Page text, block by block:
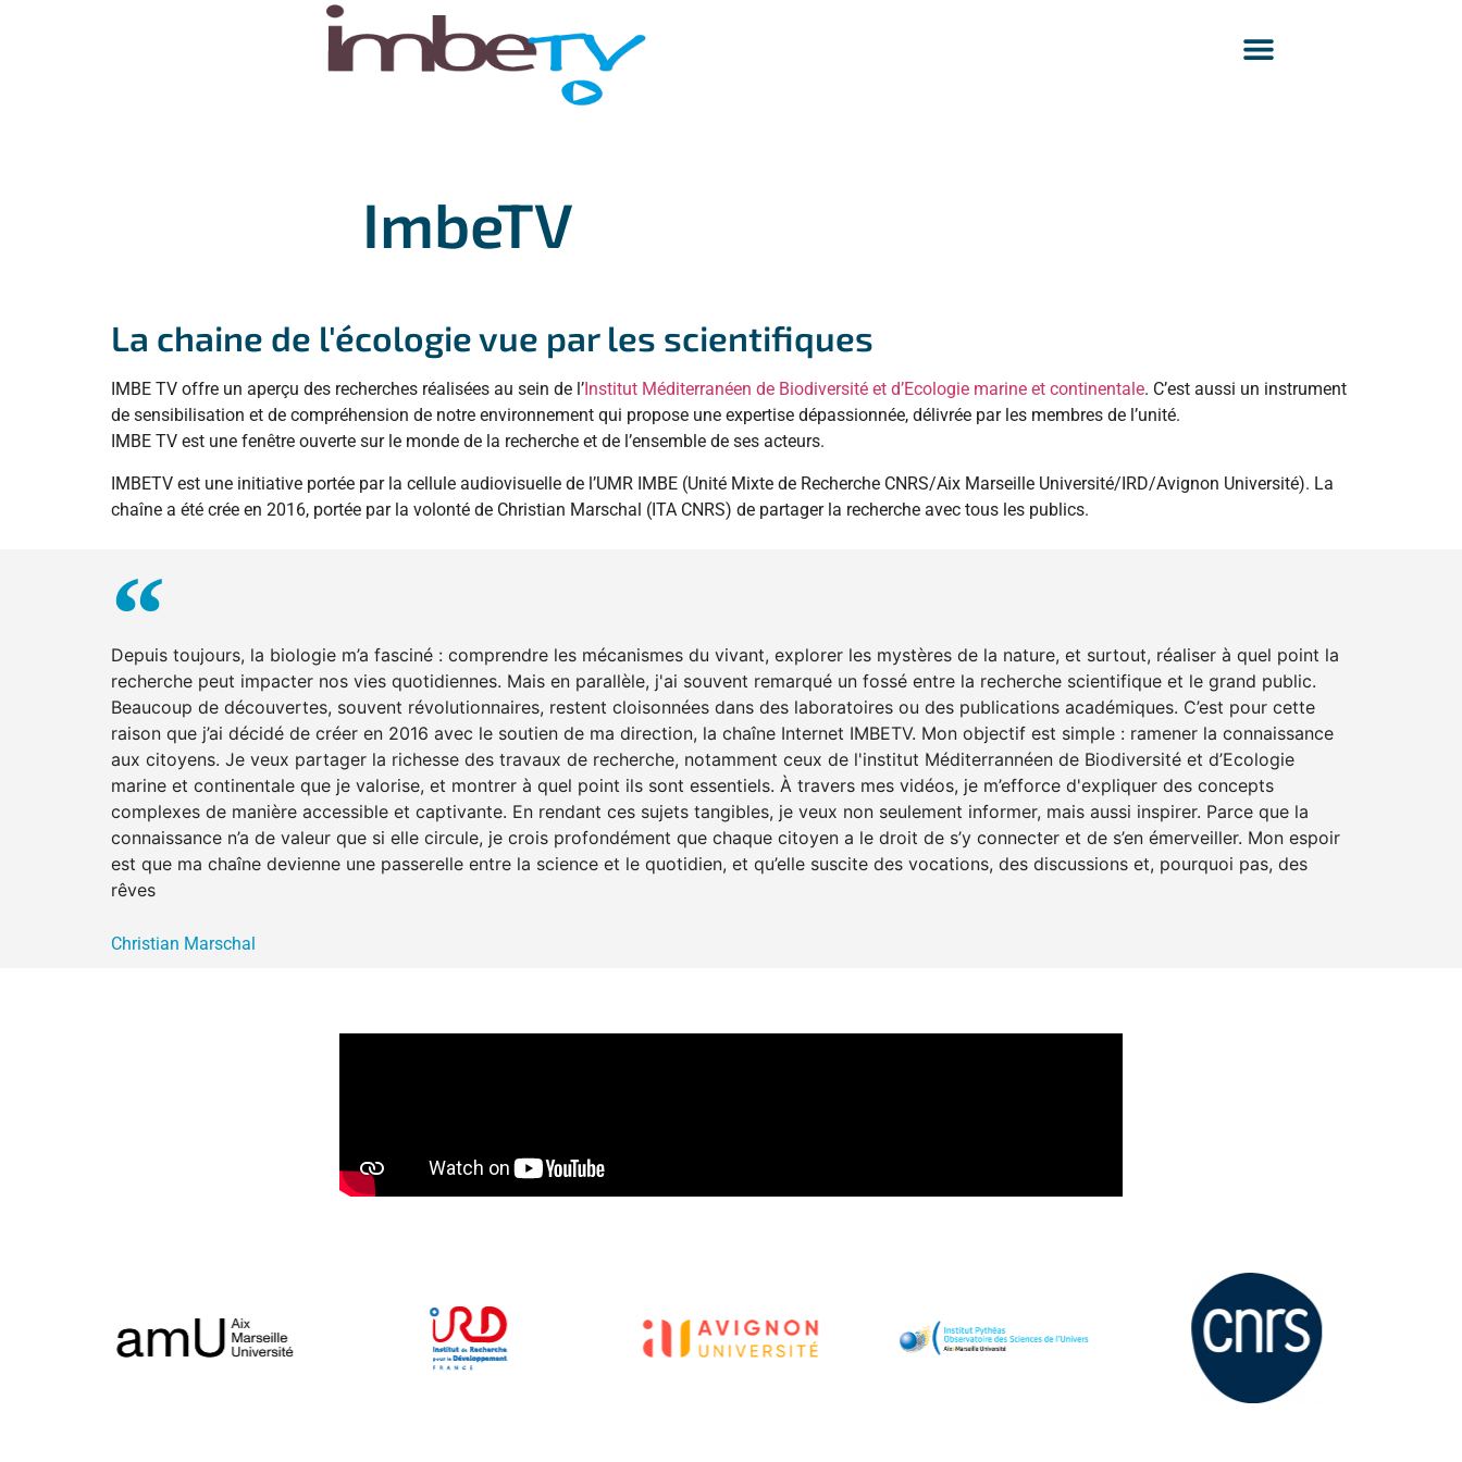
ImbeTV
La chaine de l'écologie vue par les scientifiques
IMBE TV offre un aperçu des recherches réalisées au sein de l’ Institut Méditerranéen de Biodiversité et d’Ecologie marine et continentale. C’est aussi un instrument
de sensibilisation et de compréhension de notre environnement qui propose une expertise dépassionnée, délivrée par les membres de l’unité.
IMBE TV est une fenêtre ouverte sur le monde de la recherche et de l’ensemble de ses acteurs.
IMBETV est une initiative portée par la cellule audiovisuelle de l’UMR IMBE (Unité Mixte de Recherche CNRS/Aix Marseille Université/IRD/Avignon Université). La
chaîne a été crée en 2016, portée par la volonté de Christian Marschal (ITA CNRS) de partager la recherche avec tous les publics.
Depuis toujours, la biologie m’a fasciné : comprendre les mécanismes du vivant, explorer les mystères de la nature, et surtout, réaliser à quel point la
recherche peut impacter nos vies quotidiennes. Mais en parallèle, j'ai souvent remarqué un fossé entre la recherche scientifique et le grand public.
Beaucoup de découvertes, souvent révolutionnaires, restent cloisonnées dans des laboratoires ou des publications académiques. C’est pour cette
raison que j’ai décidé de créer en 2016 avec le soutien de ma direction, la chaîne Internet IMBETV. Mon objectif est simple : ramener la connaissance
aux citoyens. Je veux partager la richesse des travaux de recherche, notamment ceux de l'institut Méditerrannéen de Biodiversité et d’Ecologie
marine et continentale que je valorise, et montrer à quel point ils sont essentiels. À travers mes vidéos, je m’efforce d'expliquer des concepts
complexes de manière accessible et captivante. En rendant ces sujets tangibles, je veux non seulement informer, mais aussi inspirer. Parce que la
connaissance n’a de valeur que si elle circule, je crois profondément que chaque citoyen a le droit de s’y connecter et de s’en émerveiller. Mon espoir
est que ma chaîne devienne une passerelle entre la science et le quotidien, et qu’elle suscite des vocations, des discussions et, pourquoi pas, des
rêves
Christian Marschal